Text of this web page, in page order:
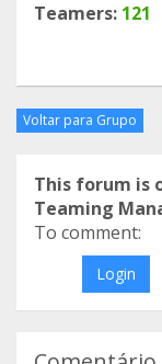
Teamers: 121
Voltar para Grupo
This forum is
Teaming
To comment:
Login